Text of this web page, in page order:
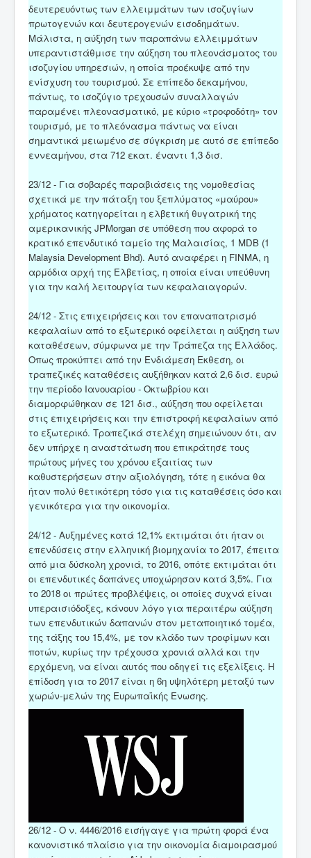
δευτερευόντως των ελλειμμάτων των ισοζυγίων
πρωτογενών και δευτερογενών εισοδημάτων.
Μάλιστα, η αύξηση των παραπάνω ελλειμμάτων
υπεραντιστάθμισε την αύξηση του πλεονάσματος του
ισοζυγίου υπηρεσιών, η οποία προέκυψε από την
ενίσχυση του τουρισμού. Σε επίπεδο δεκαμήνου,
πάντως, το ισοζύγιο τρεχουσών συναλλαγών
παραμένει πλεονασματικό, με κύριο «τροφοδότη» τον
τουρισμό, με το πλεόνασμα πάντως να είναι
σημαντικά μειωμένο σε σύγκριση με αυτό σε επίπεδο
εννεαμήνου, στα 712 εκατ. έναντι 1,3 δισ.
23/12 - Για σοβαρές παραβιάσεις της νομοθεσίας
σχετικά με την πάταξη του ξεπλύματος «μαύρου»
χρήματος κατηγορείται η ελβετική θυγατρική της
αμερικανικής JPMorgan σε υπόθεση που αφορά το
κρατικό επενδυτικό ταμείο της Μαλαισίας, 1 MDB (1
Μalaysia Development Bhd). Αυτό αναφέρει η FINMA, η
αρμόδια αρχή της Ελβετίας, η οποία είναι υπεύθυνη
για την καλή λειτουργία των κεφαλαιαγορών.
24/12 - Στις επιχειρήσεις και τον επαναπατρισμό
κεφαλαίων από το εξωτερικό οφείλεται η αύξηση των
καταθέσεων, σύμφωνα με την Τράπεζα της Ελλάδος.
Οπως προκύπτει από την Ενδιάμεση Εκθεση, οι
τραπεζικές καταθέσεις αυξήθηκαν κατά 2,6 δισ. ευρώ
την περίοδο Ιανουαρίου - Οκτωβρίου και
διαμορφώθηκαν σε 121 δισ., αύξηση που οφείλεται
στις επιχειρήσεις και την επιστροφή κεφαλαίων από
το εξωτερικό. Τραπεζικά στελέχη σημειώνουν ότι, αν
δεν υπήρχε η αναστάτωση που επικράτησε τους
πρώτους μήνες του χρόνου εξαιτίας των
καθυστερήσεων στην αξιολόγηση, τότε η εικόνα θα
ήταν πολύ θετικότερη τόσο για τις καταθέσεις όσο και
γενικότερα για την οικονομία.
24/12 - Αυξημένες κατά 12,1% εκτιμάται ότι ήταν οι
επενδύσεις στην ελληνική βιομηχανία το 2017, έπειτα
από μια δύσκολη χρονιά, το 2016, οπότε εκτιμάται ότι
οι επενδυτικές δαπάνες υποχώρησαν κατά 3,5%. Για
το 2018 οι πρώτες προβλέψεις, οι οποίες συχνά είναι
υπεραισιόδοξες, κάνουν λόγο για περαιτέρω αύξηση
των επενδυτικών δαπανών στον μεταποιητικό τομέα,
της τάξης του 15,4%, με τον κλάδο των τροφίμων και
ποτών, κυρίως την τρέχουσα χρονιά αλλά και την
ερχόμενη, να είναι αυτός που οδηγεί τις εξελίξεις. Η
επίδοση για το 2017 είναι η 6η υψηλότερη μεταξύ των
χωρών-μελών της Ευρωπαϊκής Ενωσης.
26/12 - Ο ν. 4446/2016 εισήγαγε για πρώτη φορά ένα
κανονιστικό πλαίσιο για την οικονομία διαμοιρασμού